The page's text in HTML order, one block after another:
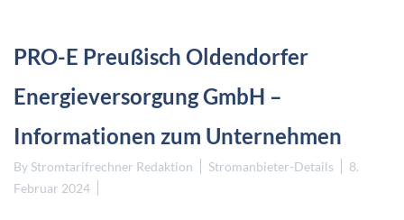
PRO-E Preußisch Oldendorfer
Energieversorgung GmbH –
Informationen zum Unternehmen
By Stromtarifrechner Redaktion Stromanbieter-Details
8.
Februar 2024